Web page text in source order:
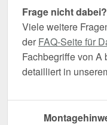
Frage nicht dabei?
Viele weitere
der FAQ-Seite für
Fachbegriffe von A
detailliert in